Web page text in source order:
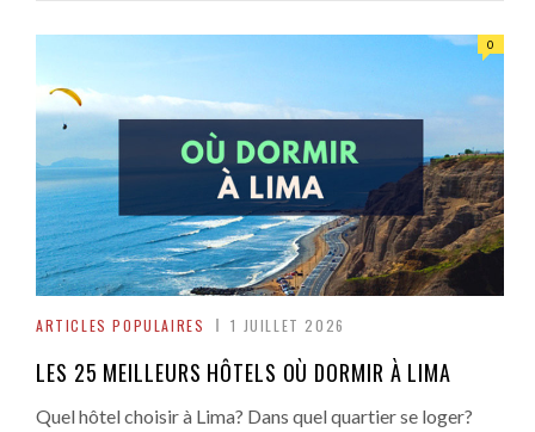
0
ARTICLES POPULAIRES 1 JUILLET 2026
LES 25 MEILLEURS HÔTELS OÙ DORMIR À LIMA
Quel hôtel choisir à Lima? Dans quel quartier se loger?